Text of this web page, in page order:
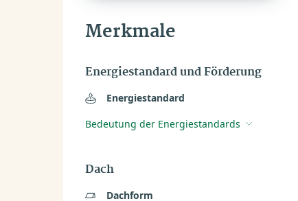
Merkmale
Energiestandard und Förderung
Energiestandard
Bedeutung der Energiestandards
Dach
Dachform